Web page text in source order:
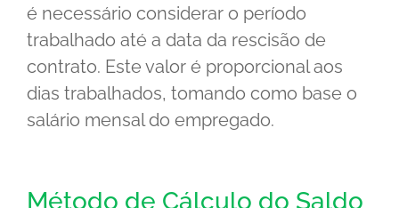
é necessário considerar o período
trabalhado até a data da rescisão de
contrato. Este valor é proporcional aos
dias trabalhados, tomando como base o
salário mensal do empregado.
Método de Cálculo do Saldo